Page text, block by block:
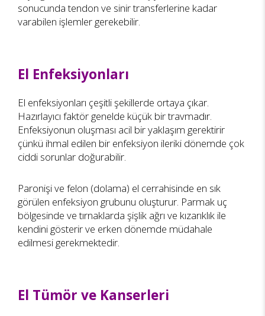
sonucunda tendon ve sinir transferlerine kadar
varabilen işlemler gerekebilir.
El Enfeksiyonları
El enfeksiyonları çeşitli şekillerde ortaya çıkar.
Hazırlayıcı faktör genelde küçük bir travmadır.
Enfeksiyonun oluşması acil bir yaklaşım gerektirir
çünkü ihmal edilen bir enfeksiyon ileriki dönemde çok
ciddi sorunlar doğurabilir.
Paronişi ve felon (dolama) el cerrahisinde en sık
görülen enfeksiyon grubunu oluşturur. Parmak uç
bölgesinde ve tırnaklarda şişlik ağrı ve kızarıklık ile
kendini gösterir ve erken dönemde müdahale
edilmesi gerekmektedir.
El Tümör ve Kanserleri